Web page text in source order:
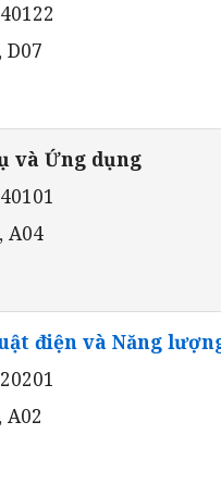
D07
và Ứng dụng
A04
điện và Năng
A02